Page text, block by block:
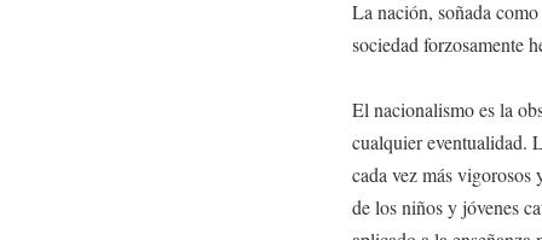
La nación, soñada
sociedad forzosamente
El nacionalismo es la
cualquier eventualidad.
cada vez más
de los niños y jóvenes